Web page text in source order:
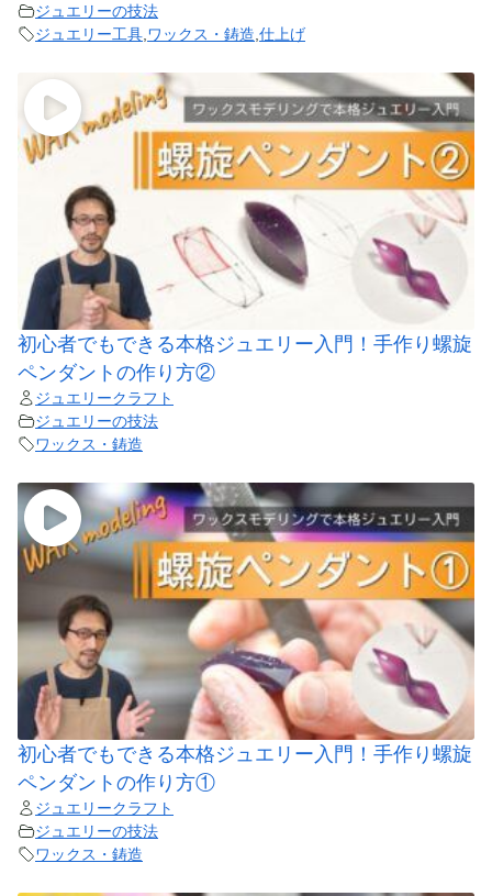
ジュエリーの技法
ジュエリー工具 ワックス・鋳造 仕上げ
初心者でもできる本格ジュエリー入門！手作り螺旋
ペンダントの作り方②
ジュエリークラフト
ジュエリーの技法
ワックス・鋳造
初心者でもできる本格ジュエリー入門！手作り螺旋
ペンダントの作り方①
ジュエリークラフト
ジュエリーの技法
ワックス・鋳造